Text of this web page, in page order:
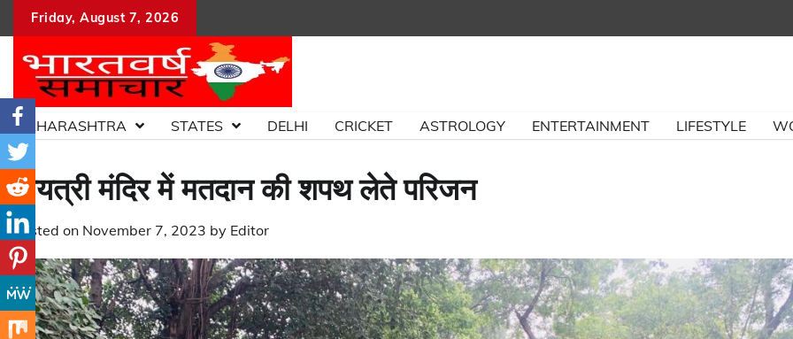
content
Friday, August 7, 2026
MAHARASHTRA STATES DELHI CRICKET ASTROLOGY ENTERTAINMENT LIFESTYLE
गायत्री मंदिर में मतदान की शपथ लेते परिजन
Posted on November 7, 2023 by Editor